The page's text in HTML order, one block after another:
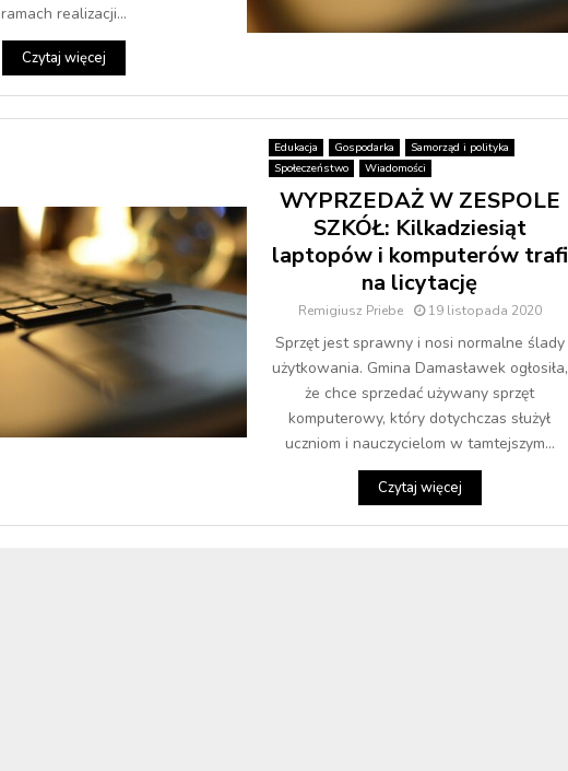
ramach realizacji...
Czytaj więcej
Edukacja Gospodarka
Samorząd i polityka
Społeczeństwo
Wiadomości
WYPRZEDAŻ W ZESPOLE
SZKÓŁ: Kilkadziesiąt
laptopów i komputerów trafi
na licytację
Remigiusz Priebe 19 listopada 2020
Sprzęt jest sprawny i nosi normalne ślady
użytkowania. Gmina Damasławek ogłosiła,
że chce sprzedać używany sprzęt
komputerowy, który dotychczas służył
uczniom i nauczycielom w tamtejszym...
Czytaj więcej